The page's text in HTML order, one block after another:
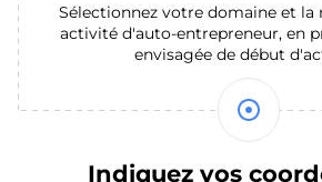
Sélectionnez votre domaine et la
activité d'auto-entrepreneur, en
envisagée de début
mode_standby
Indiquez vos